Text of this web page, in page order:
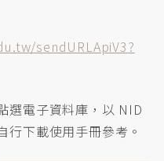
sendURLApiV3?
選電子資料庫，以 NID
行下載使用手冊參考。